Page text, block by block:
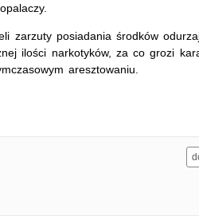
zarzuty posiadania środków
ilości narkotyków, za co grozi
aresztowaniu.